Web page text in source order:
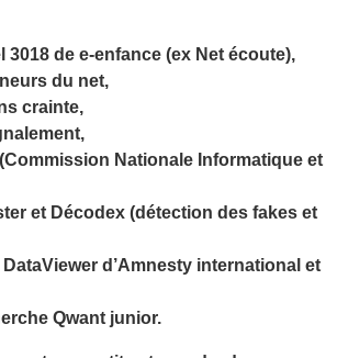
3018 de e-enfance (ex Net écoute),
du net,
crainte,
Nationale Informatique et
et Décodex (détection des fakes et
d’Amnesty international et
Qwant junior.